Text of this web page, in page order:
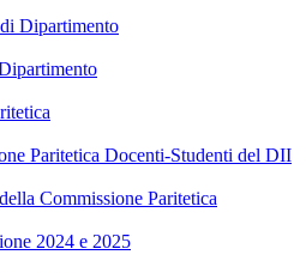
Dipartimento
Paritetica Docenti-Studenti del DII
Commissione Paritetica
2024 e 2025